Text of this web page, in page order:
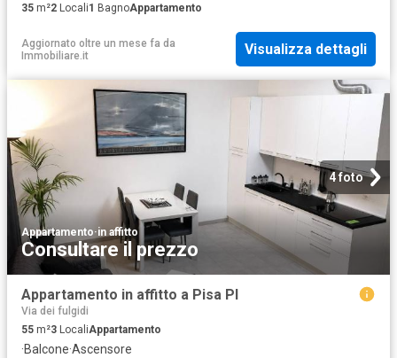
35 m²2 Locali1 BagnoAppartamento
Aggiornato oltre un mese fa da
Immobiliare.it
Visualizza dettagli
4 foto
Appartamento·in affitto
Consultare il prezzo
Appartamento in affitto a Pisa PI
Via dei fulgidi
55 m²3 LocaliAppartamento
·Balcone·Ascensore